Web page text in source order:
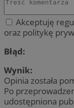
Akceptuję
oraz politykę
Błąd:
Wynik:
Opinia została
Po
udostępniona